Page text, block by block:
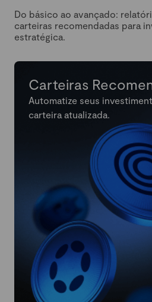
Do básico ao avançado:
carteiras recomendadas para
estratégica.
Carteiras
Automatize seus
carteira atualizada.